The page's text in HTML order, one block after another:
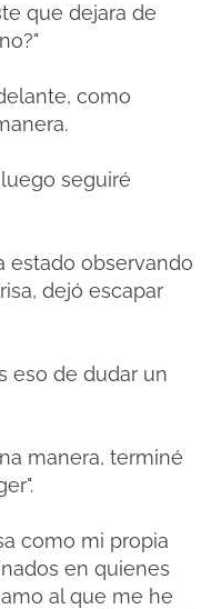
que dejara de
como
seguiré
estado observando
dejó escapar
eso de dudar un
manera, terminé
como mi propia
en quienes
al que me he